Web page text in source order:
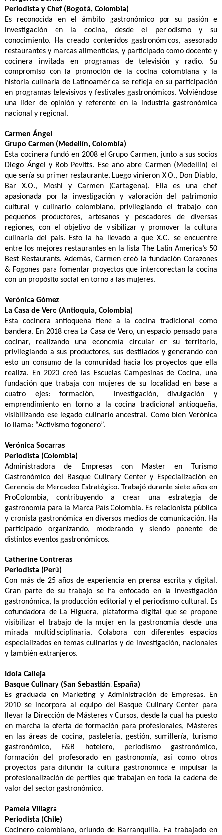
Periodista y Chef (Bogotá, Colombia)
Es reconocida en el ámbito gastronómico por su pasión e
investigación en la cocina, desde el periodismo y su
conocimiento. Ha creado contenidos gastronómicos, asesorado
restaurantes y marcas alimenticias, y participado como docente y
cocinera invitada en programas de televisión y radio. Su
compromiso con la promoción de la cocina colombiana y la
historia culinaria de Latinoamérica se refleja en su participación
en programas televisivos y festivales gastronómicos. Volviéndose
una líder de opinión y referente en la industria gastronómica
nacional y regional.
Carmen Ángel
Grupo Carmen (Medellín, Colombia)
Esta cocinera fundó en 2008 el Grupo Carmen, junto a sus socios
Diego Ángel y Rob Pevitts. Ese año abre Carmen (Medellín) el
que sería su primer restaurante. Luego vinieron X.O., Don Diablo,
Bar X.O., Moshi y Carmen (Cartagena). Ella es una chef
apasionada por la investigación y valoración del patrimonio
cultural y culinario colombiano, privilegiando el trabajo con
pequeños productores, artesanos y pescadores de diversas
regiones, con el objetivo de visibilizar y promover la cultura
culinaria del país. Esto la ha llevado a que X.O. se encuentre
entre los mejores restaurantes en la lista The Latin America’s 50
Best Restaurants. Además, Carmen creó la fundación Corazones
& Fogones para fomentar proyectos que interconectan la cocina
con un propósito social en torno a las mujeres.
Verónica Gómez
La Casa de Vero (Antioquia, Colombia)
Esta cocinera antioqueña tiene a la cocina tradicional como
bandera. En 2018 crea La Casa de Vero, un espacio pensado para
cocinar, realizando una economía circular en su territorio,
privilegiando a sus productores, sus destilados y generando con
esto un consumo de la comunidad hacia los proyectos que ella
realiza. En 2020 creó las Escuelas Campesinas de Cocina, una
fundación que trabaja con mujeres de su localidad en base a
cuatro ejes: formación, investigación, divulgación y
emprendimiento en torno a la cocina tradicional antioqueña,
visibilizando ese legado culinario ancestral. Como bien Verónica
lo llama: “Activismo fogonero”.
Verónica Socarras
Periodista (Colombia)
Administradora de Empresas con Master en Turismo
Gastronómico del Basque Culinary Center y Especialización en
Gerencia de Mercadeo Estratégico. Trabajó durante siete años en
ProColombia, contribuyendo a crear una estrategia de
gastronomía para la Marca País Colombia. Es relacionista pública
y cronista gastronómica en diversos medios de comunicación. Ha
participado organizando, moderando y siendo ponente de
distintos eventos gastronómicos.
Catherine Contreras
Periodista (Perú)
Con más de 25 años de experiencia en prensa escrita y digital.
Gran parte de su trabajo se ha enfocado en la investigación
gastronómica, la producción editorial y el periodismo cultural. Es
cofundadora de La Higuera, plataforma digital que se propone
visibilizar el trabajo de la mujer en la gastronomía desde una
mirada multidisciplinaria. Colabora con diferentes espacios
especializados en temas culinarios y de investigación, nacionales
y también extranjeros.
Idoia Calleja
Basque Culinary (San Sebastián, España)
Es graduada en Marketing y Administración de Empresas. En
2010 se incorpora al equipo del Basque Culinary Center para
llevar la Dirección de Másteres y Cursos, desde la cual ha puesto
en marcha la oferta de formación para profesionales, Másteres
en las áreas de cocina, pastelería, gestión, sumillería, turismo
gastronómico, F&B hotelero, periodismo gastronómico,
formación del profesorado en gastronomía, así como otros
proyectos para difundir la cultura gastronómica e impulsar la
profesionalización de perfiles que trabajan en toda la cadena de
valor del sector gastronómico.
Pamela Villagra
Periodista (Chile)
Cocinero colombiano, oriundo de Barranquilla. Ha trabajado en